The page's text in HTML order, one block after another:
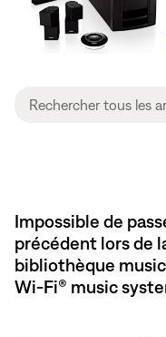
Impossible de
précédent lors de
bibliothèque
Wi-Fi® music